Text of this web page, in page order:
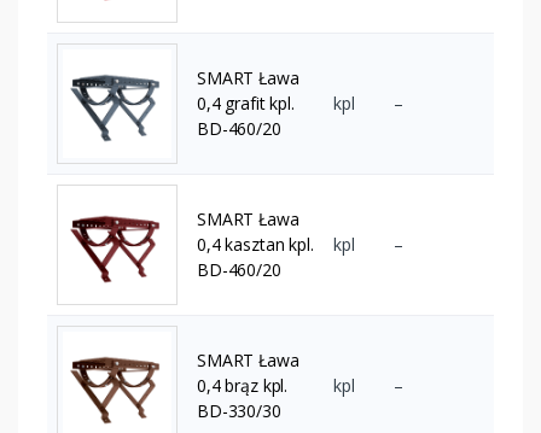
SMART Ława
0,4 grafit kpl.
BD-460/20
kpl –
SMART Ława
0,4 kasztan kpl.
BD-460/20
kpl –
SMART Ława
0,4 brąz kpl.
BD-330/30
kpl –